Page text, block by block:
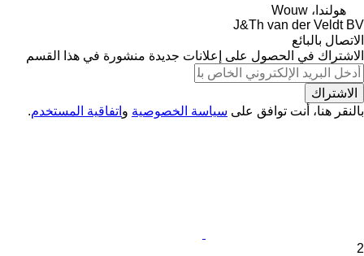
هولندا، Wouw
J&Th van der Veldt BV
الاتصال بالبائع
الاشتراك في الحصول على إعلانات جديدة منشورة في هذا القسم
الاشتراك
بالنقر هنا، أنت توافق على سياسة الخصوصية و اتفاقية المستخدم.
2